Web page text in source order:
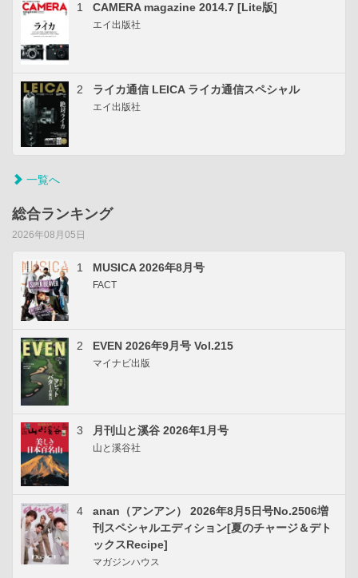
1 CAMERA magazine 2014.7 [Lite版]
エイ出版社
2 ライカ通信 LEICA ライカ通信スペシャル
エイ出版社
一覧へ
総合ランキング
2026年08月05日
1 MUSICA 2026年8月号
FACT
2 EVEN 2026年9月号 Vol.215
マイナビ出版
3 月刊山と溪谷 2026年1月号
山と溪谷社
4
anan（アンアン） 2026年8月5日号No.2506増
刊スペシャルエディション[夏のチャージ＆デト
ックスRecipe]
マガジンハウス